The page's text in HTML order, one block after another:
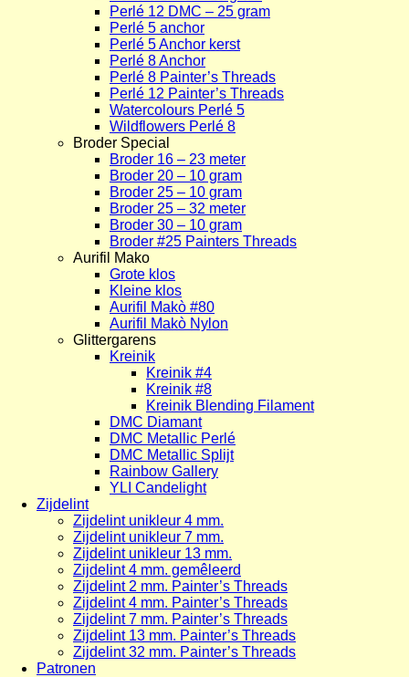
Perlé 12 DMC – 25 gram
Perlé 5 anchor
Perlé 5 Anchor kerst
Perlé 8 Anchor
Perlé 8 Painter’s Threads
Perlé 12 Painter’s Threads
Watercolours Perlé 5
Wildflowers Perlé 8
Broder Special
Broder 16 – 23 meter
Broder 20 – 10 gram
Broder 25 – 10 gram
Broder 25 – 32 meter
Broder 30 – 10 gram
Broder #25 Painters Threads
Aurifil Mako
Grote klos
Kleine klos
Aurifil Makò #80
Aurifil Makò Nylon
Glittergarens
Kreinik
Kreinik #4
Kreinik #8
Kreinik Blending Filament
DMC Diamant
DMC Metallic Perlé
DMC Metallic Splijt
Rainbow Gallery
YLI Candelight
Zijdelint
Zijdelint unikleur 4 mm.
Zijdelint unikleur 7 mm.
Zijdelint unikleur 13 mm.
Zijdelint 4 mm. gemêleerd
Zijdelint 2 mm. Painter’s Threads
Zijdelint 4 mm. Painter’s Threads
Zijdelint 7 mm. Painter’s Threads
Zijdelint 13 mm. Painter’s Threads
Zijdelint 32 mm. Painter’s Threads
Patronen